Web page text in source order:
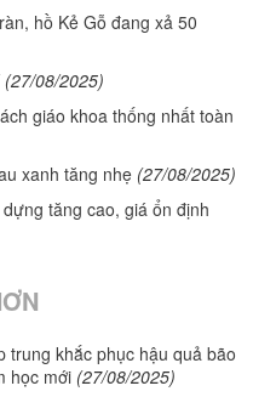
hồ Kẻ Gỗ đang xả 50
(27/08/2025)
giáo khoa thống nhất toàn
xanh tăng nhẹ (27/08/2025)
tăng cao, giá ổn định
trung khắc phục hậu quả bão
học mới (27/08/2025)